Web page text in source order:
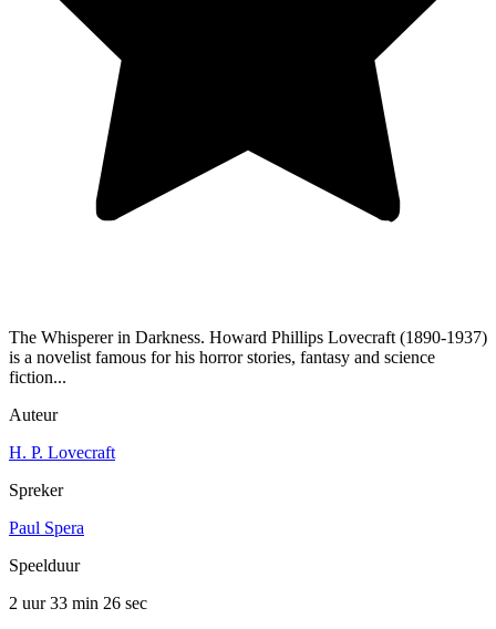
The Whisperer in Darkness. Howard Phillips Lovecraft (1890-1937)
is a novelist famous for his horror stories, fantasy and science
fiction...
Auteur
H. P. Lovecraft
Spreker
Paul Spera
Speelduur
2 uur 33 min 26 sec